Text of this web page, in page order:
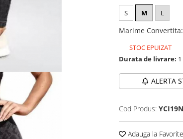
S M L
Marime Convertita:
STOC EPUIZAT
Durata de livrare: 1
ALERTA
Cod Produs:
Adauga la Favorite